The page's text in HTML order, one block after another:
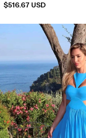
$516.67 USD